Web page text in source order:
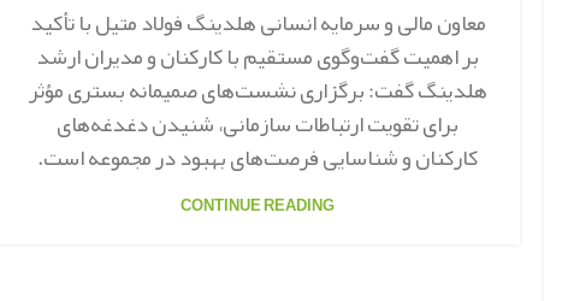
معاون مالی و سرمایه انسانی هلدینگ فولاد متیل با تأکید
بر اهمیت گفت‌وگوی مستقیم با کارکنان و مدیران ارشد
هلدینگ گفت: برگزاری نشست‌های صمیمانه بستری مؤثر
برای تقویت ارتباطات سازمانی، شنیدن دغدغه‌های
کارکنان و شناسایی فرصت‌های بهبود در مجموعه است.
CONTINUE READING